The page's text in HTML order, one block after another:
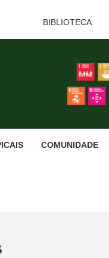
BIBLIOTECA
COMUNIDADE